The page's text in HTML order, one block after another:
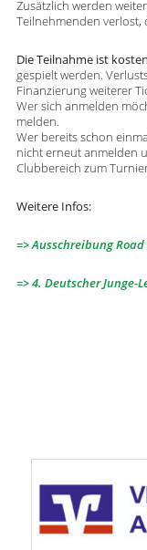
Zusätzlich werden
Teilnehmenden verlost,
Die Teilnahme ist
gespielt werden.
Finanzierung weiterer
Wer sich anmelden
melden.
Wer bereits schon
nicht erneut anmelden
Clubbereich zum
Weitere Infos:
=> Ausschreibung
=> 4. Deutscher Junge-